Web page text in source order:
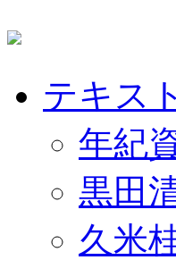
テキスト
年紀
黒田
久米